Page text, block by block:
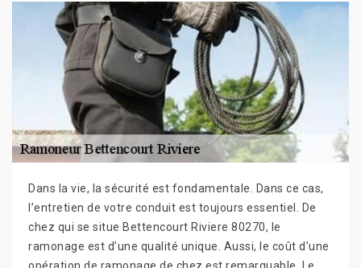
Dans la vie, la sécurité est fondamentale. Dans ce cas,
l’entretien de votre conduit est toujours essentiel. De
chez qui se situe Bettencourt Riviere 80270, le
ramonage est d’une qualité unique. Aussi, le coût d’une